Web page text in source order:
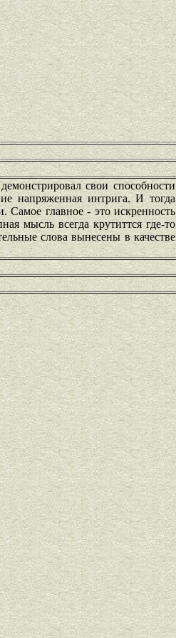
свои способности
напряженная интрига. И тогда
Самое главное - это искренность
мысль всегда крутиттся где-то
слова вынесены в качестве